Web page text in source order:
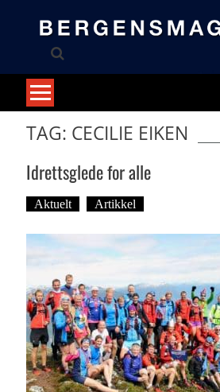
TAG: CECILIE EIKEN
Idrettsglede for alle
Aktuelt Artikkel